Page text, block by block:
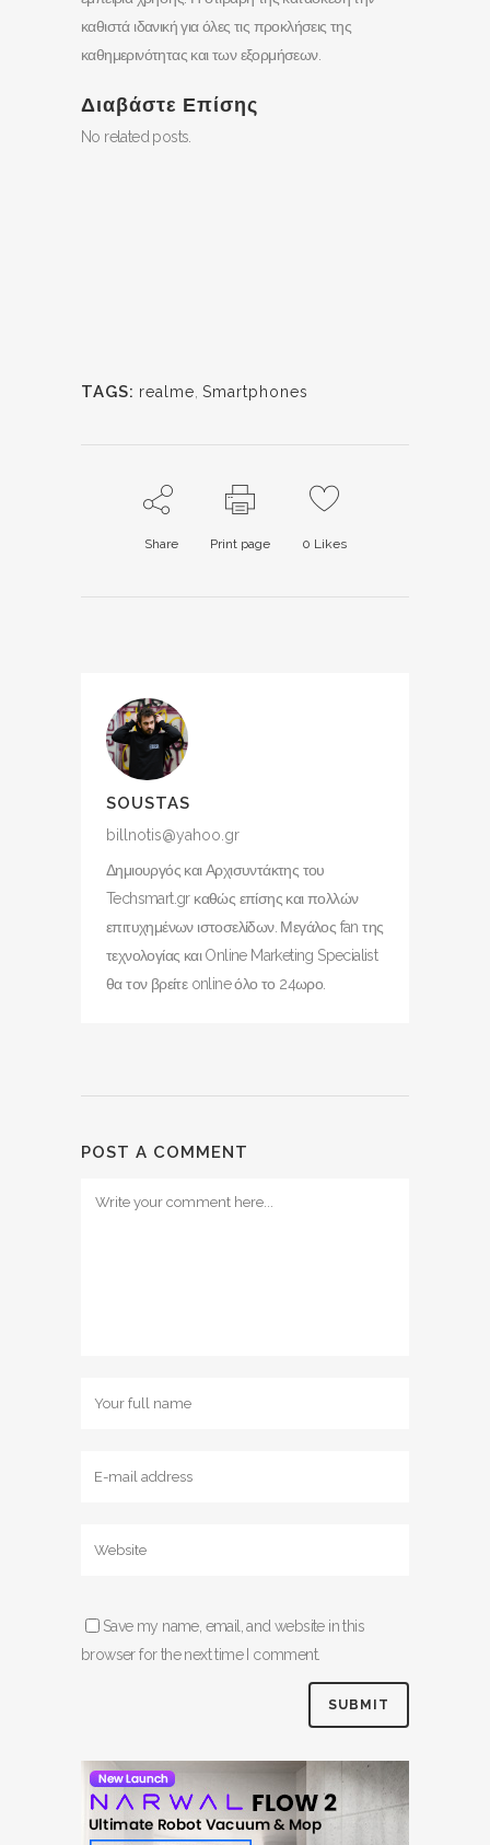
καθιστά ιδανική για όλες τις προκλήσεις της
καθημερινότητας και των εξορμήσεων.
Διαβάστε Επίσης
No related posts.
TAGS: realme, Smartphones
Share Print page 0 Likes
SOUSTAS
billnotis@yahoo.gr
Δημιουργός και Αρχισυντάκτης του
Techsmart.gr καθώς επίσης και πολλών
επιτυχημένων ιστοσελίδων. Μεγάλος fan της
τεχνολογίας και Online Marketing Specialist
θα τον βρείτε online όλο το 24ωρο.
POST A COMMENT
Save my name, email, and website in this
browser for the next time I comment.